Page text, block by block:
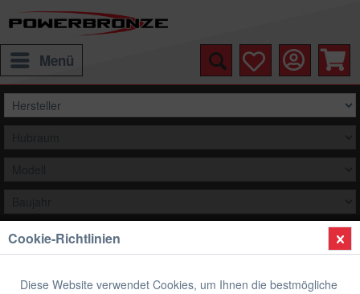
Menü
Auswählen
Übersicht Verkleidungsscheibe Standard Form
Cookie-Richtlinien
Diese Website verwendet Cookies, um Ihnen die bestmögliche